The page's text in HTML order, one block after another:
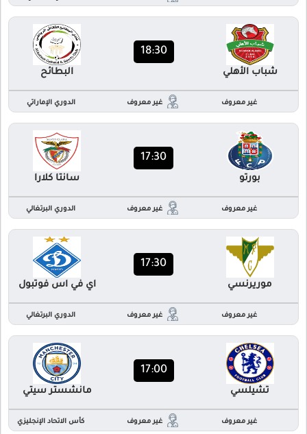
شباب الأهلي
18:30
البطائح
غير معروف غير معروف الدوري الإماراتي
بورتو
17:30
سانتا كلارا
غير معروف غير معروف الدوري البرتغالي
موريرنسي
17:30
اي في اس فوتبول
غير معروف غير معروف الدوري البرتغالي
تشيلسي
17:00
مانشستر سيتي
غير معروف غير معروف كأس الاتحاد الإنجليزي